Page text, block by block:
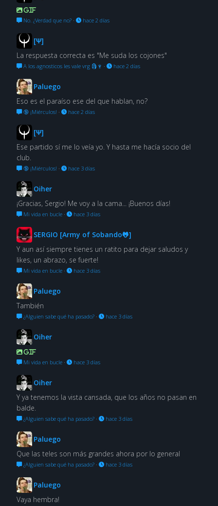
GIF
No. ¿Verdad que no?· hace 2 días
[Ψ]
La respuesta correcta es "Me suda los cojones"
A los agnosticos les vale vrg 🗿🍷 · hace 2 días
Paluego
Eso es el paraíso ese del que hablan, no?
🔞 ¡Miérculos! · hace 2 días
[Ψ]
Ese partido sí me lo veía yo. Y hasta me hacía socio del
club.
🔞 ¡Miérculos! · hace 3 días
Oiher
¡Gracias, Sergio! Me voy a la cama... ¡Buenos días!
Mi vida en bucle· hace 3 días
SERGIO [Army of Sobando🐸]
Y aun así siempre tienes un ratito para dejar saludos y
likes, un abrazo, se fuerte!
Mi vida en bucle· hace 3 días
Paluego
También
¿Alguien sabe qué ha pasado?· hace 3 días
Oiher
GIF
Mi vida en bucle· hace 3 días
Oiher
Y ya tenemos la vista cansada, que los años no pasan en
balde.
¿Alguien sabe qué ha pasado?· hace 3 días
Paluego
Que las teles son más grandes ahora por lo general
¿Alguien sabe qué ha pasado?· hace 3 días
Paluego
Vaya hembra!